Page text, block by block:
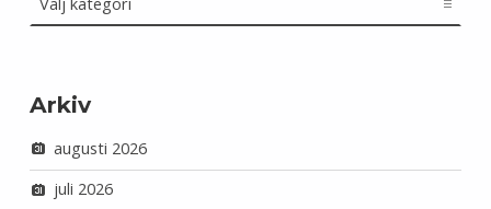
Arkiv
augusti 2026
juli 2026